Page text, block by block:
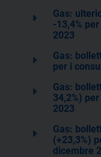
Gas:
-13,4%
2023
Gas:
per i
Gas:
34,2%)
2023
Gas:
(+23,3%)
dicembre